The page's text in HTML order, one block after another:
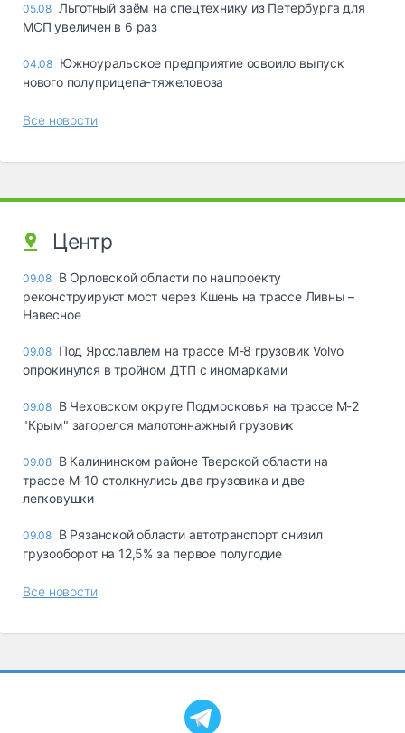
05.08 Льготный заём на спецтехнику из Петербурга для
МСП увеличен в 6 раз
04.08 Южноуральское предприятие освоило выпуск
нового полуприцепа-тяжеловоза
Все новости
Центр
09.08 В Орловской области по нацпроекту
реконструируют мост через Кшень на трассе Ливны –
Навесное
09.08 Под Ярославлем на трассе М-8 грузовик Volvo
опрокинулся в тройном ДТП с иномарками
09.08 В Чеховском округе Подмосковья на трассе М-2
"Крым" загорелся малотоннажный грузовик
09.08 В Калининском районе Тверской области на
трассе М-10 столкнулись два грузовика и две
легковушки
09.08 В Рязанской области автотранспорт снизил
грузооборот на 12,5% за первое полугодие
Все новости